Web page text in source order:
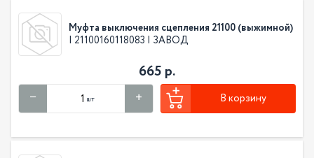
Муфта выключения сцепления 21100 (выжимной)
| 21100160118083 | ЗАВОД
665 р.
шт В корзину